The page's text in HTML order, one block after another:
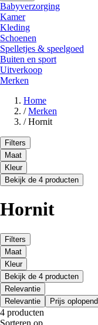
Babyverzorging
Kamer
Kleding
Schoenen
Spelletjes & speelgoed
Buiten en sport
Uitverkoop
Merken
Home
/ Merken
/ Hornit
Filters
Maat
Kleur
Bekijk de 4 producten
Hornit
Filters
Maat
Kleur
Bekijk de 4 producten
Relevantie
Relevantie
Prijs oplopend
4 producten
Sorteren op